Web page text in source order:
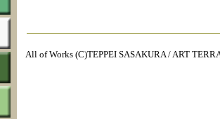
All of Works (C)TEPPEI SASAKURA / ART